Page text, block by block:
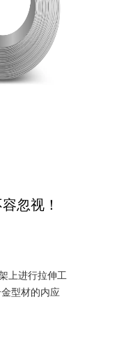
忽视！
上进行拉伸工
型材的内应